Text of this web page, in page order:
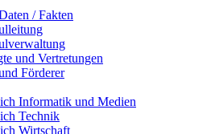
/ Fakten
und Vertretungen
Förderer
Informatik und Medien
Technik
Wirtschaft